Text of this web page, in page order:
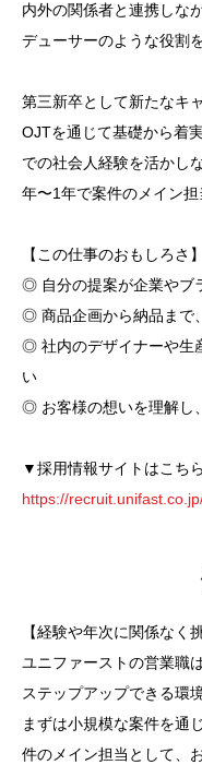
内外の関係者と連携しな
デューサーのような役割
第三新卒として新たなキ
OJTを通じて基礎から着
での社会人経験を活かし
年〜1年で案件のメイン担
【この仕事のおもしろさ】
◎ 自分の提案が企業やブ
◎ 商品企画から納品まで
◎ 社内のデザイナーや生
い
◎ お客様の想いを理解し
▼採用情報サイトはこちら
https://
【経験や年次に関係なく
ユニファーストの営業職
ステップアップできる環
まずは小規模な案件を通
件のメイン担当として、